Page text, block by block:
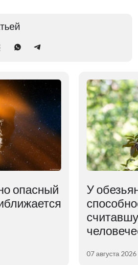
опасный
У
07 августа 2026